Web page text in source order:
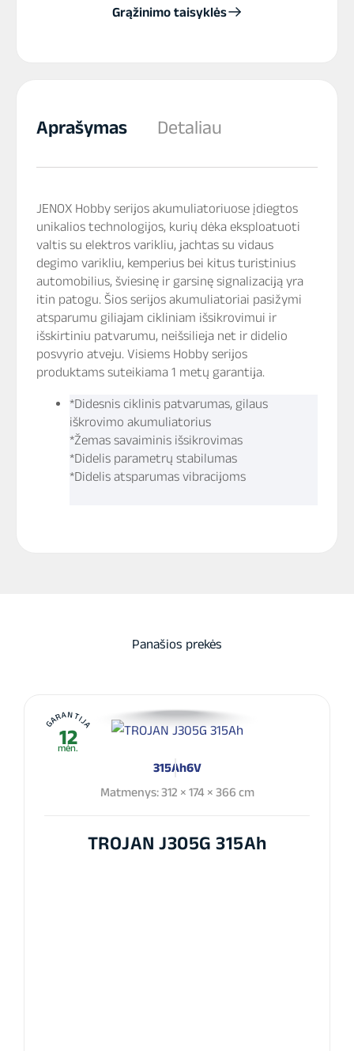
Grąžinimo taisyklės
Aprašymas Detaliau
JENOX Hobby serijos akumuliatoriuose įdiegtos
unikalios technologijos, kurių dėka eksploatuoti
valtis su elektros varikliu, jachtas su vidaus
degimo varikliu, kemperius bei kitus turistinius
automobilius, šviesinę ir garsinę signalizaciją yra
itin patogu. Šios serijos akumuliatoriai pasižymi
atsparumu giliajam cikliniam išsikrovimui ir
išskirtiniu patvarumu, neišsilieja net ir didelio
posvyrio atveju. Visiems Hobby serijos
produktams suteikiama 1 metų garantija.
*Didesnis ciklinis patvarumas, gilaus
iškrovimo akumuliatorius
*Žemas savaiminis išsikrovimas
*Didelis parametrų stabilumas
*Didelis atsparumas vibracijoms
Panašios prekės
GARANTIJA
12
mėn.
315Ah6V
Matmenys: 312 × 174 × 366 cm
TROJAN J305G 315Ah